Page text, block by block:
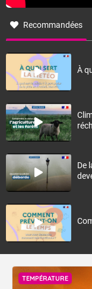
Recommandées
À
De
TEMPÉRATURE